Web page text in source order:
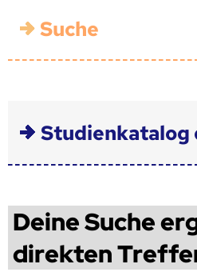
Suche
Studienkatalog
Deine Suche
direkten